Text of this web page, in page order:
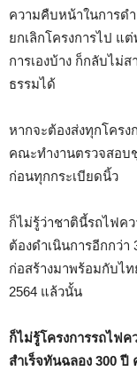
ความคืบหน้าในการดำ
ยกเลิกโครงการไป แ
การเองบ้าง ก็กลับไม่
ธรรมได้
หากจะต้องส่งทุกโครง
คณะทำงานตรวจสอบ
ก่อนทุกกระเบียดนิ้ว
ก็ไม่รู้ว่าชาตินี้รถไฟคว
ต้องดำเนินการอีกกว่า
ก่อสร้างมาพร้อมกับไ
2564 แล้วนั้น
ก็ไม่รู้โครงการรถไฟ
สำเร็จทันฉลอง 300